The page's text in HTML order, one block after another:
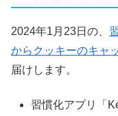
2024年1月23日の、
からクッキーのキャ
届けします。
習慣化アプリ「